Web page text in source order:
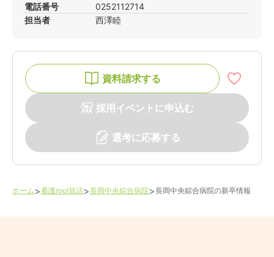
電話番号
0252112714
担当者
西澤睦
資料請求する
採用イベントに申込む
選考に応募する
ホーム>看護roo!就活>長岡中央綜合病院>長岡中央綜合病院の新卒情報